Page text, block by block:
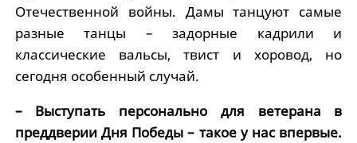
Отечественной войны. Дамы танцуют самые
разные танцы – задорные кадрили и
классические вальсы, твист и хоровод, но
сегодня особенный случай.
– Выступать персонально для ветерана в
преддверии Дня Победы – такое у нас впервые.